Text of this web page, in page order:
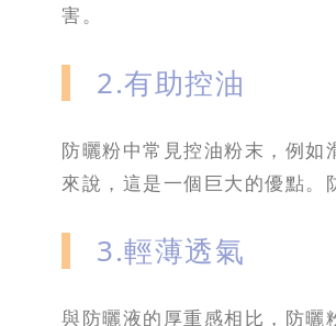
害。
2.有助控油
防曬粉中常見控油粉末，例如
來說，這是一個巨大的優點
3.輕薄透氣
與防曬液的厚重感相比，防